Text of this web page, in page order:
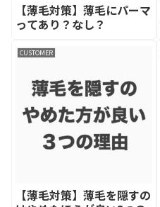
【薄毛対策】薄毛にパーマ
ってあり？なし？
CUSTOMER
【薄毛対策】薄毛を隠すの